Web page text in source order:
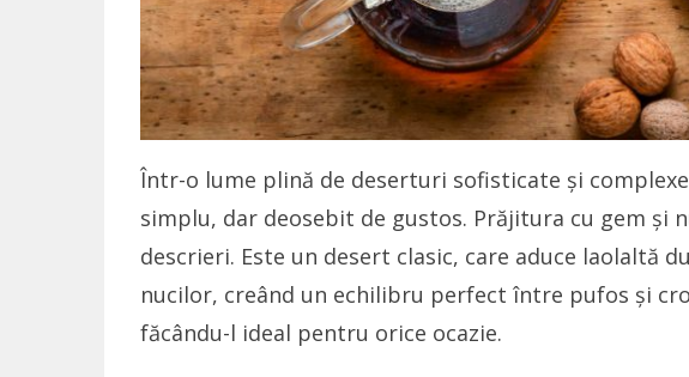
Într-o lume plină de deserturi sofisticate și
simplu, dar deosebit de gustos. Prăjitura cu gem și
descrieri. Este un desert clasic, care aduce laolaltă
nucilor, creând un echilibru perfect între pufos și
făcându-l ideal pentru orice ocazie.